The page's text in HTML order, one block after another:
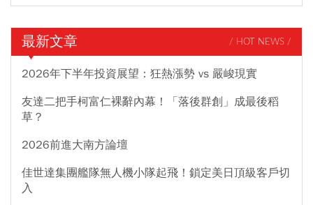
最新文章 / HOT NEWS /
2026年下半年投資展望：狂熱漲勢 vs 嚴峻現實
友達二把手柯富仁裸辭內幕！「落後群創」成最後稻
草？
2026前進大南方論壇
佳世達集團艦隊無人機小隊起飛！鎖定美日頂級客戶切
入